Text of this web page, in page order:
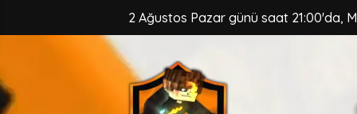
2 Ağustos Pazar günü saat 21:00'da,